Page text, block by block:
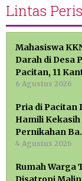
Lintas
Mahasiswa
Darah di Desa
Pacitan, 11
6 Agustus 2026
Pria di Pacitan
Hamili
Pernikahan
4 Agustus 2026
Rumah Warga